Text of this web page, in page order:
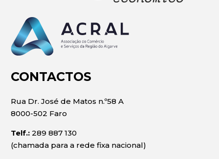
CONTACTOS
Rua Dr. José de Matos n.º58 A
8000-502 Faro
Telf.: 289 887 130
(chamada para a rede fixa nacional)